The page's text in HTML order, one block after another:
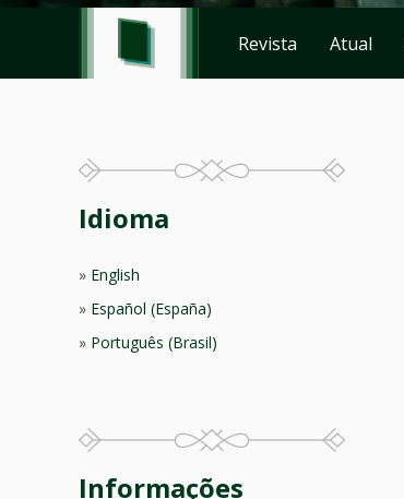
Revista Atual
Idioma
English
Español (España)
Português (Brasil)
Informações